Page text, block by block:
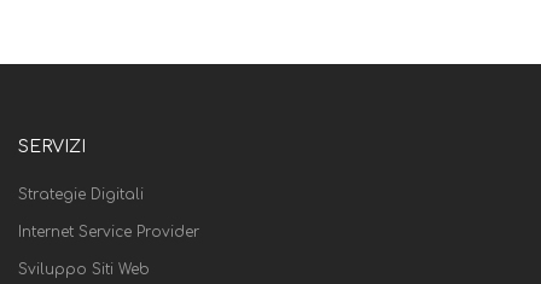
SERVIZI
Strategie Digitali
Internet Service Provider
Sviluppo Siti Web